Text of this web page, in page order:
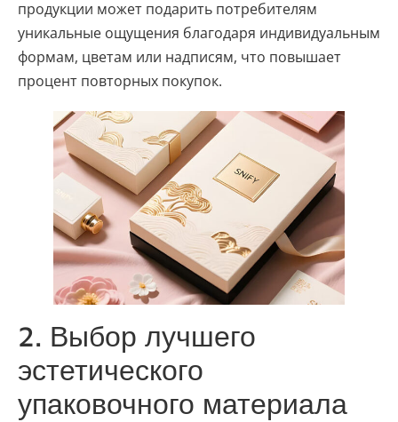
продукции может подарить потребителям
уникальные ощущения благодаря индивидуальным
формам, цветам или надписям, что повышает
процент повторных покупок.
2. Выбор лучшего
эстетического
упаковочного материала